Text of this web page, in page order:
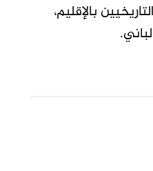
بالإقليم،